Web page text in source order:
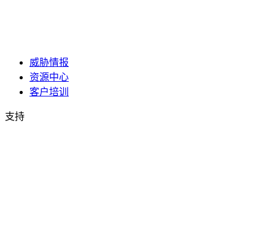
威胁情报
资源中心
客户培训
支持